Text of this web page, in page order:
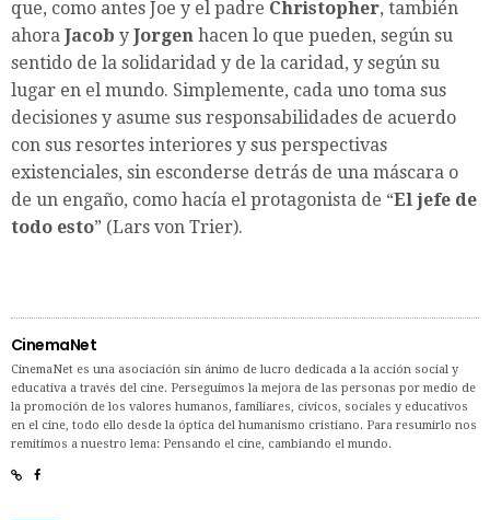
que, como antes Joe y el padre Christopher, también
ahora Jacob y Jorgen hacen lo que pueden, según su
sentido de la solidaridad y de la caridad, y según su
lugar en el mundo. Simplemente, cada uno toma sus
decisiones y asume sus responsabilidades de acuerdo
con sus resortes interiores y sus perspectivas
existenciales, sin esconderse detrás de una máscara o
de un engaño, como hacía el protagonista de “El jefe de
todo esto” (Lars von Trier).
CinemaNet
CinemaNet es una asociación sin ánimo de lucro dedicada a la acción social y
educativa a través del cine. Perseguimos la mejora de las personas por medio de
la promoción de los valores humanos, familiares, cívicos, sociales y educativos
en el cine, todo ello desde la óptica del humanismo cristiano. Para resumirlo nos
remitimos a nuestro lema: Pensando el cine, cambiando el mundo.